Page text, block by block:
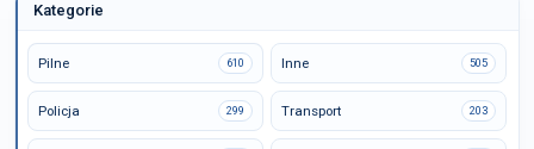
Kategorie
Pilne 610 Inne 505
Policja 299 Transport 203